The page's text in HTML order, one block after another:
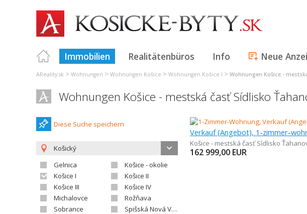
Immobilien Realitätenbüros Info Neue
AReality.sk > Wohnungen > Wohnungen Košice > Wohnungen Košice I > Wohnungen Košice -
Wohnungen Košice - mestská časť Sídlisko
Diese Suche speichern
Košický
Gelnica
Košice - okolie
Košice I
Košice II
Košice III
Košice IV
Michalovce
Rožňava
Sobrance
Spišská Nová Ves
Košice - mestská časť Sídlisko
162 999,00 EUR